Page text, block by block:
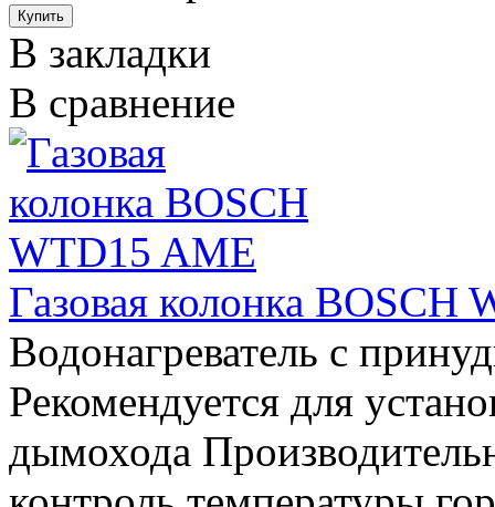
В закладки
В сравнение
Газовая колонка BOSCH
Водонагреватель с
Рекомендуется для
дымохода